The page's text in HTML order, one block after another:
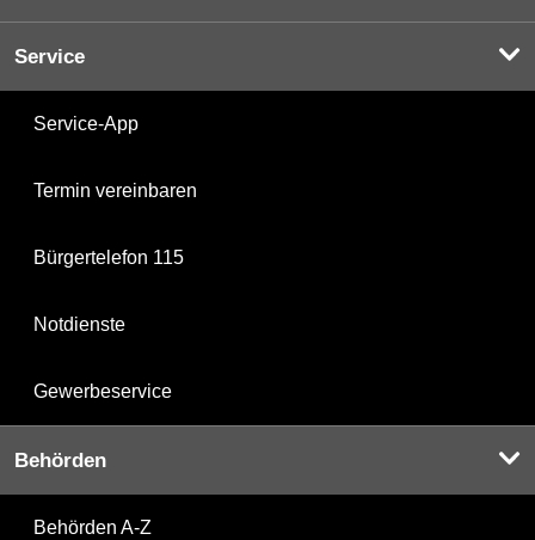
Service
Service-App
Termin vereinbaren
Bürgertelefon 115
Notdienste
Gewerbeservice
Behörden
Behörden A-Z